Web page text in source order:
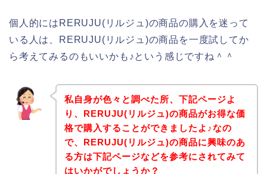
個人的にはRERUJU(リルジュ)の商品の購入を迷って
いる人は、RERUJU(リルジュ)の商品を一度試してか
ら考えてみるのもいいかも♪という感じですね＾＾
私自身が色々と調べた所、下記ページよ
り、RERUJU(リルジュ)の商品がお得な価
格で購入することができましたよ♪なの
で、RERUJU(リルジュ)の商品に興味のあ
る方は下記ページなどを参考にされてみて
はいかがでしょうか？